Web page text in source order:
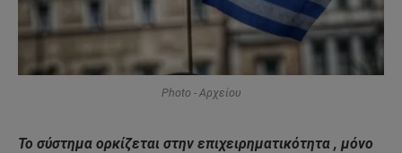
Photo - Αρχείου
Το σύστημα ορκίζεται στην επιχειρηματικότητα , μόνο